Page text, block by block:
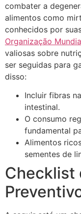
combater a
alimentos como
conhecidos por
Organização
valiosas sobre
ser seguidas para
disso:
Incluir fibras
intestinal.
O consumo
fundamental
Alimentos
sementes de
Checklist